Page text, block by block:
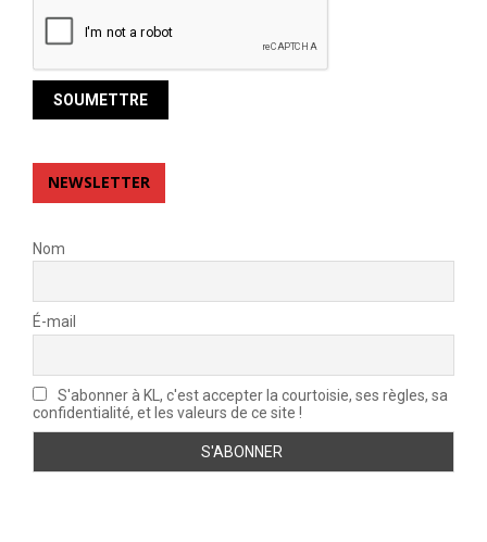
NEWSLETTER
Nom
É-mail
S'abonner à KL, c'est accepter la courtoisie, ses règles, sa
confidentialité, et les valeurs de ce site !